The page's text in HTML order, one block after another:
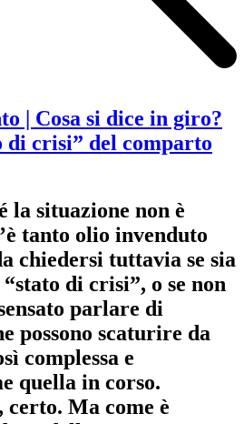
| Cosa si dice in giro?
di crisi” del comparto
la situazione non è
tanto olio invenduto
chiedersi tuttavia se sia
di crisi”, o se non
parlare di
possono scaturire da
complessa e
quella in corso.
certo. Ma come è